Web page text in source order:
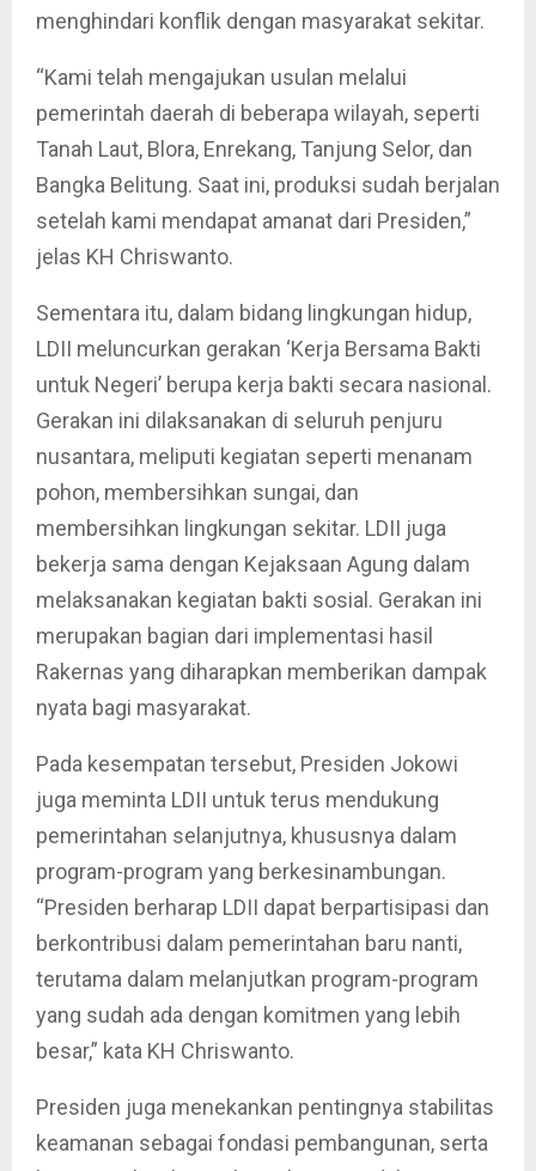
menghindari konflik dengan masyarakat sekitar.
“Kami telah mengajukan usulan melalui
pemerintah daerah di beberapa wilayah, seperti
Tanah Laut, Blora, Enrekang, Tanjung Selor, dan
Bangka Belitung. Saat ini, produksi sudah berjalan
setelah kami mendapat amanat dari Presiden,”
jelas KH Chriswanto.
Sementara itu, dalam bidang lingkungan hidup,
LDII meluncurkan gerakan ‘Kerja Bersama Bakti
untuk Negeri’ berupa kerja bakti secara nasional.
Gerakan ini dilaksanakan di seluruh penjuru
nusantara, meliputi kegiatan seperti menanam
pohon, membersihkan sungai, dan
membersihkan lingkungan sekitar. LDII juga
bekerja sama dengan Kejaksaan Agung dalam
melaksanakan kegiatan bakti sosial. Gerakan ini
merupakan bagian dari implementasi hasil
Rakernas yang diharapkan memberikan dampak
nyata bagi masyarakat.
Pada kesempatan tersebut, Presiden Jokowi
juga meminta LDII untuk terus mendukung
pemerintahan selanjutnya, khususnya dalam
program-program yang berkesinambungan.
“Presiden berharap LDII dapat berpartisipasi dan
berkontribusi dalam pemerintahan baru nanti,
terutama dalam melanjutkan program-program
yang sudah ada dengan komitmen yang lebih
besar,” kata KH Chriswanto.
Presiden juga menekankan pentingnya stabilitas
keamanan sebagai fondasi pembangunan, serta